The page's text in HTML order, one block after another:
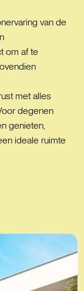
van de
om af te
met alles
degenen
genieten,
ideale ruimte